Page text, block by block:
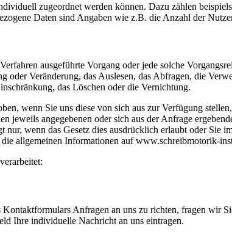
zugeordnet werden können. Dazu zählen
Daten sind Angaben wie z.B. die Anzahl der
ausgeführte Vorgang oder jede solche
oder Veränderung, das Auslesen, das Abfragen, die
das Löschen oder die Vernichtung.
wenn Sie uns diese von sich aus zur Verfügung
jeweils angegebenen oder sich aus der Anfrage
wenn das Gesetz dies ausdrücklich erlaubt oder Sie
allgemeinen Informationen auf www.schreibmotorik-
Anfragen an uns zu richten, fragen wir
Ihre individuelle Nachricht an uns eintragen.